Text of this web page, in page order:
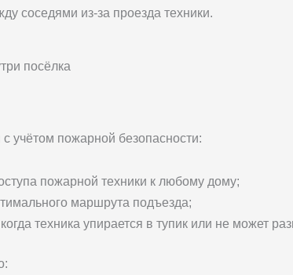
соседями из-за проезда техники.
посёлка
учётом пожарной безопасности:
пожарной техники к любому дому;
маршрута подъезда;
техника упирается в тупик или не может